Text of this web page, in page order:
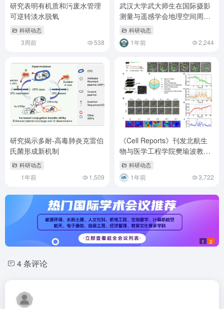
研究表明有机质和污废水管理
可逆转淡水脱氧
科研动态
3周前 538
武汉大学武大师生在国际摄影
测量与遥感学会地理空间周斩
获多项荣誉
科研动态
1年前 2,244
研究揭示多耐-高毒肺炎克雷伯
氏菌形成新机制
科研动态
1年前 1,509
《Cell Reports》刊发北航生
物与医学工程学院樊瑜波教授/
杜婧教授/姚杰副教授团队最新
成果：囊胚腔机械振荡驱动哺
乳动物早期胚胎模式形成
科研动态
1年前 3,722
1 2
4 条评论